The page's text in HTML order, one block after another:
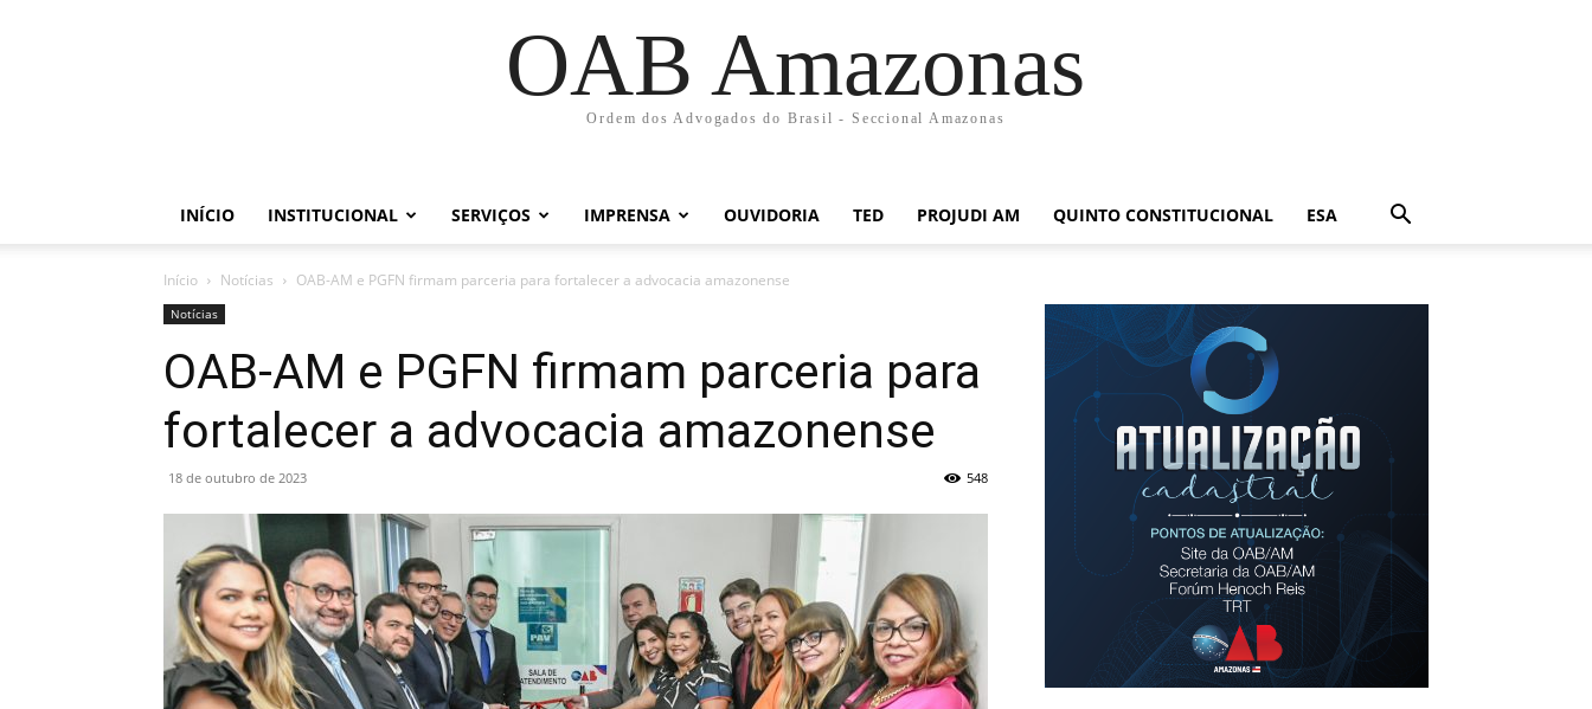
OAB Amazonas
Ordem dos Advogados do Brasil - Seccional Amazonas
INÍCIO INSTITUCIONAL SERVIÇOS IMPRENSA OUVIDORIA TED PROJUDI AM QUINTO CONSTITUCIONAL ESA
Início Notícias OAB-AM e PGFN firmam parceria para fortalecer a advocacia amazonense
Notícias
OAB-AM e PGFN firmam parceria para
fortalecer a advocacia amazonense
18 de outubro de 2023 548